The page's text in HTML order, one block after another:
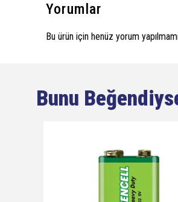
Yorumlar
Bu ürün için henüz yorum
Bunu